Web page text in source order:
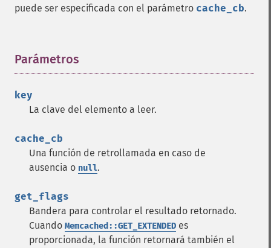
puede ser especificada con el parámetro cache_cb.
Parámetros
key
La clave del elemento a leer.
cache_cb
Una función de retrollamada en caso de
ausencia o null.
get_flags
Bandera para controlar el resultado retornado.
Cuando Memcached::GET_EXTENDED es
proporcionada, la función retornará también el